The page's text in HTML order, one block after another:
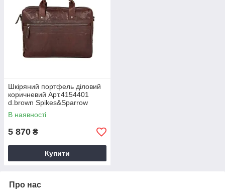
Шкіряний портфель діловий
коричневий Арт.4154401
d.brown Spikes&Sparrow
Голландія
В наявності
5 870 ₴
Купити
Про нас